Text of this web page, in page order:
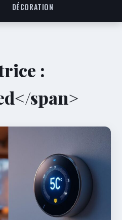
DÉCORATION
:
span>